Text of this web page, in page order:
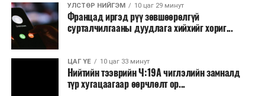
УЛСТӨР НИЙГЭМ 10 цаг 29 минут
Францад иргэд рүү зөвшөөрөлгүй
сурталчилгааны дуудлага хийхийг хориг...
ЦАГ ҮЕ 10 цаг 33 минут
Нийтийн тээврийн Ч:19А чиглэлийн замналд
түр хугацаагаар өөрчлөлт ор...